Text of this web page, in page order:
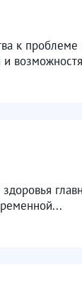
к проблеме
и